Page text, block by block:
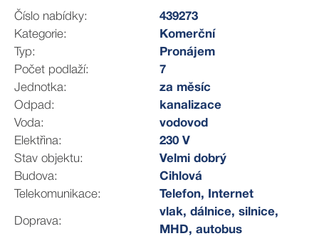
V budově je nepřetržitá recepční služba s možností
přebírání zásilek. Přístup do budovy je umožněn 24h
denně.
Ve společných prostorách je zabudován kamerový
systém.
Budova má k dispozici celkem tři výtahy a jednu
venkovní plošinu.
V přízemí budovy se nachází hojně využívané
reprocentrum.
Vzhledem k ideální poloze na trase cyklostezky je
dispozici pro nadšené cyklisty úschovna kol a sprcha.
Pro bližší informace mě neváhejte kontaktovat.
Číslo nabídky:
439273
Kategorie:
Komerční
Typ:
Pronájem
Počet podlaží:
7
Jednotka:
za měsíc
Odpad:
kanalizace
Voda:
vodovod
Elektřina:
230 V
Stav objektu:
Velmi dobrý
Budova:
Cihlová
Telekomunikace:
Telefon, Internet
Doprava:
vlak, dálnice, silnice,
MHD, autobus